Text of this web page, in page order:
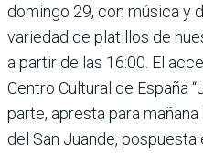
domingo 29, con música y
variedad de platillos de
a partir de las 16:00. El
Cen­tro Cultural de España
parte, apresta para
del San Juande,